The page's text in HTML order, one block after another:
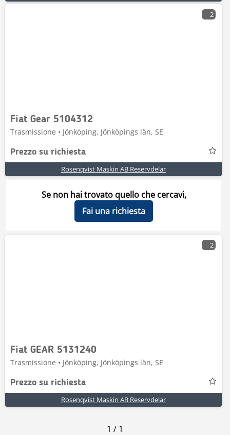
2
Fiat Gear 5104312
Trasmissione • Jönköping, Jönköpings län, SE
Prezzo su richiesta
Rosenqvist Maskin AB Reservdelar
Se non hai trovato quello che cercavi,
Fai una richiesta
2
Fiat GEAR 5131240
Trasmissione • Jönköping, Jönköpings län, SE
Prezzo su richiesta
Rosenqvist Maskin AB Reservdelar
1 / 1